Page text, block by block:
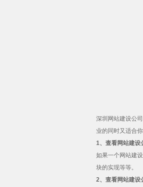
深圳网站建设公司
业的同时又适合
1、查看网站建设
如果一个网站建
块的实现等等。
2、查看网站建设